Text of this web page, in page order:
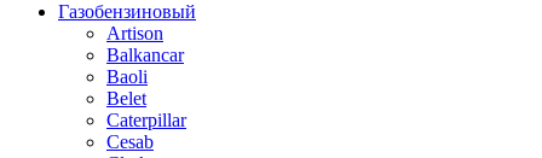
Газобензиновый
Artison
Balkancar
Baoli
Belet
Caterpillar
Cesab